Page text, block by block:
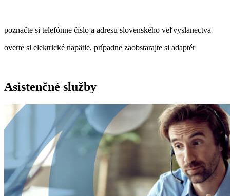
poznačte si telefónne číslo a adresu slovenského veľvyslanectva
overte si elektrické napätie, prípadne zaobstarajte si adaptér
Asistenčné služby